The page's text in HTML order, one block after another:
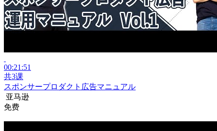
00:21:51
共3课
スポンサープロダクト広告マニュアル
亚马逊
免费